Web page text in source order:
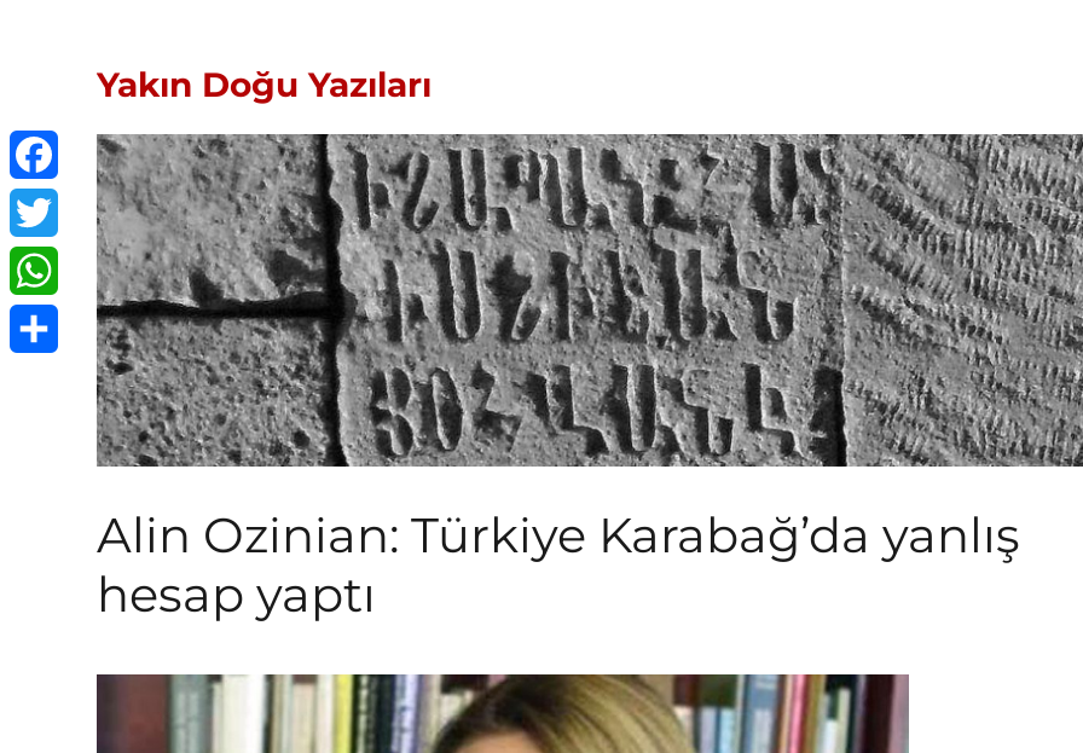
Yakın Doğu Yazıları
Alin Ozinian: Türkiye Karabağ’da yanlış
hesap yaptı
Facebook
Twitter
WhatsApp